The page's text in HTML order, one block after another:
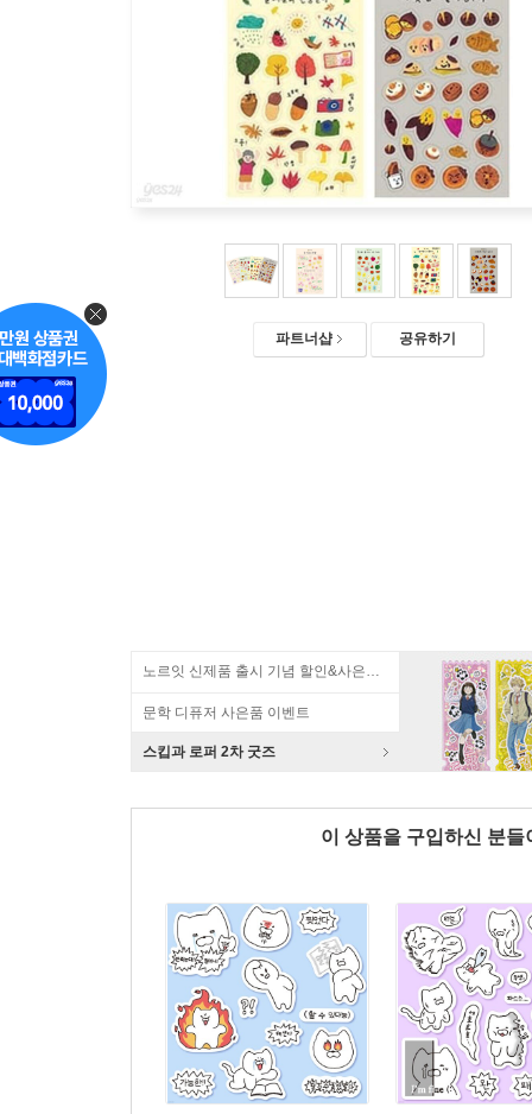
파트너샵 공유하기
노르잇 신제품 출시 기념 할인&사은품 증정!
문학 디퓨저 사은품 이벤트
스킵과 로퍼 2차 굿즈
이 상품을 구입하신 분